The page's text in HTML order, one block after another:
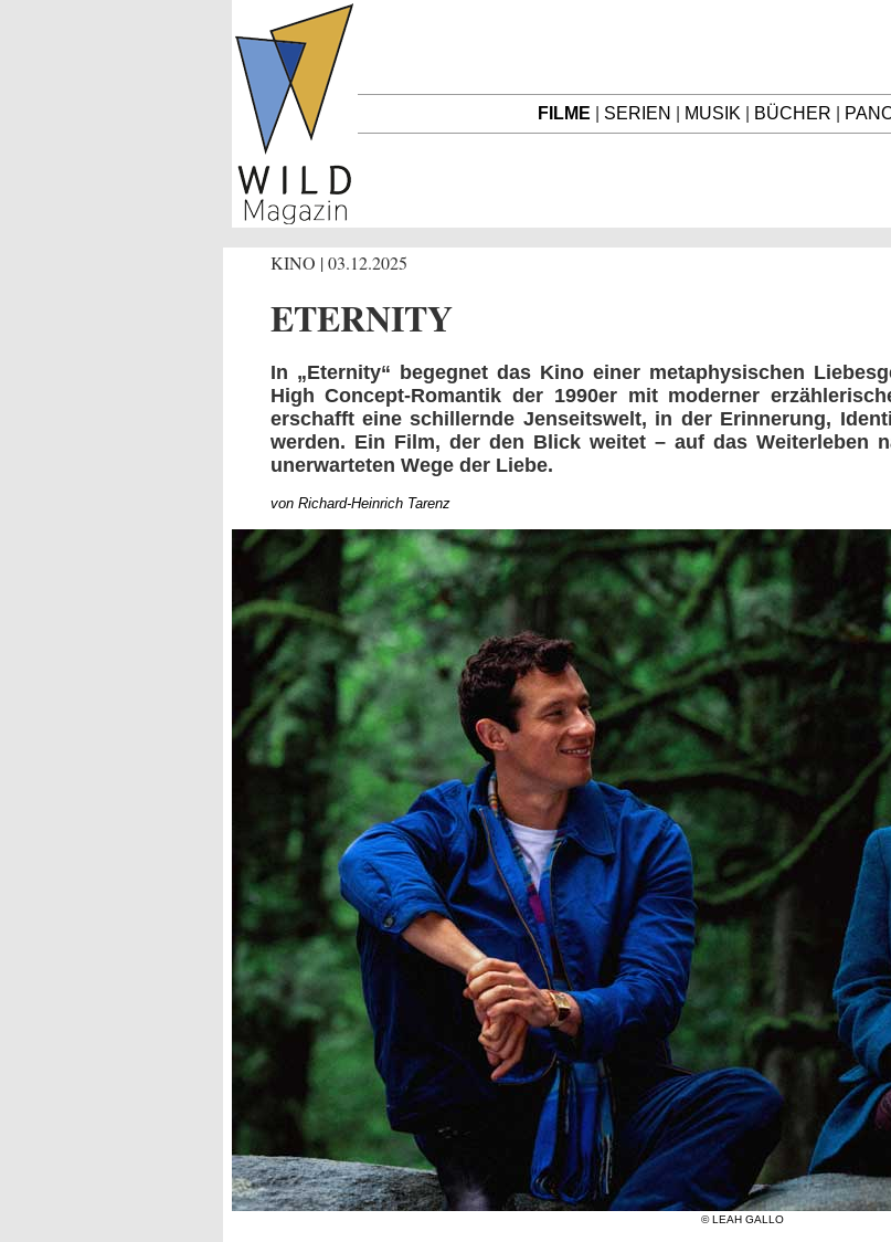
FILME SERIEN MUSIK BÜCHER
KINO | 03.12.2025
ETERNITY
In „Eternity“ begegnet das Kino einer metaphysischen
High Concept-Romantik der 1990er mit moderner
erschafft eine schillernde Jenseitswelt, in der Erinnerung,
werden. Ein Film, der den Blick weitet – auf das Weiterleben
unerwarteten Wege der Liebe.
von Richard-Heinrich Tarenz
© LEAH GALLO